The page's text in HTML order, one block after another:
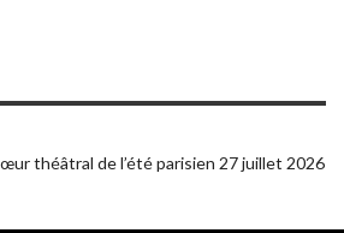
théâtral de l’été parisien 27 juillet 2026